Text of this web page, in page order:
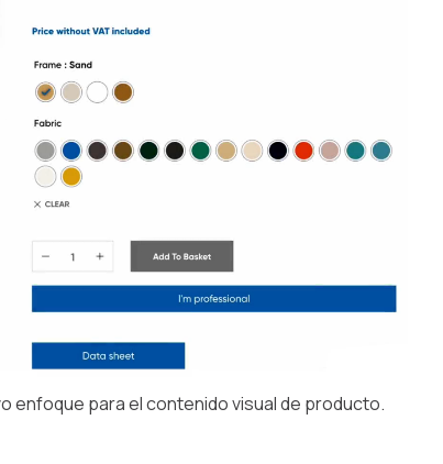
enfoque para el contenido visual de producto.